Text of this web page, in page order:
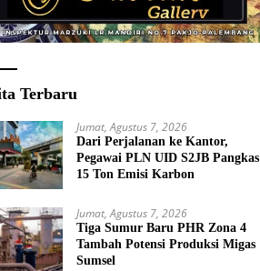
Terbaru
Jumat, Agustus 7, 2026
Dari Perjalanan ke Kantor,
Pegawai PLN UID S2JB Pangkas
15 Ton Emisi Karbon
Jumat, Agustus 7, 2026
Tiga Sumur Baru PHR Zona 4
Tambah Potensi Produksi Migas
Sumsel